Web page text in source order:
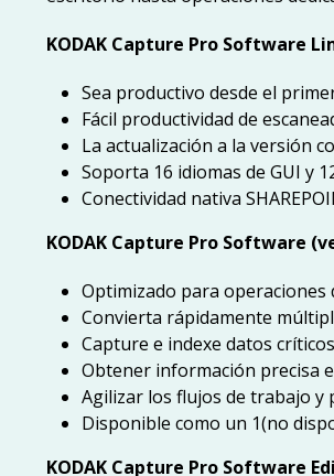
KODAK Capture Pro Software
Sea productivo desde el
Fácil productividad de
La actualización a la versión
Soporta 16 idiomas de GUI y
Conectividad nativa
KODAK Capture Pro Software
Optimizado para
Convierta rápidamente
Capture e indexe datos
Obtener información precisa
Agilizar los flujos de trabajo y
Disponible como un 1(no
KODAK Capture Pro Software